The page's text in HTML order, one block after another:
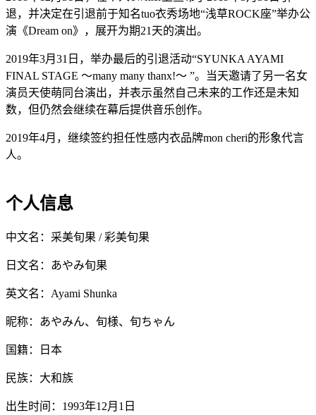
退，并决定在引退前于知名tuo衣秀场地“浅草ROCK座”举办公
演《Dream on》，展开为期21天的演出。
2019年3月31日，举办最后的引退活动“SYUNKA AYAMI
FINAL STAGE 〜many many thanx!〜 ”。当天邀请了另一名女
演员天使萌同台演出，并表示虽然自己未来的工作还是未知
数，但仍然会继续在幕后提供音乐创作。
2019年4月，继续签约担任性感内衣品牌mon cheri的形象代言
人。
个人信息
中文名：采美旬果 / 彩美旬果
日文名：あやみ旬果
英文名：Ayami Shunka
昵称：あやみん、旬様、旬ちゃん
国籍：日本
民族：大和族
出生时间：1993年12月1日